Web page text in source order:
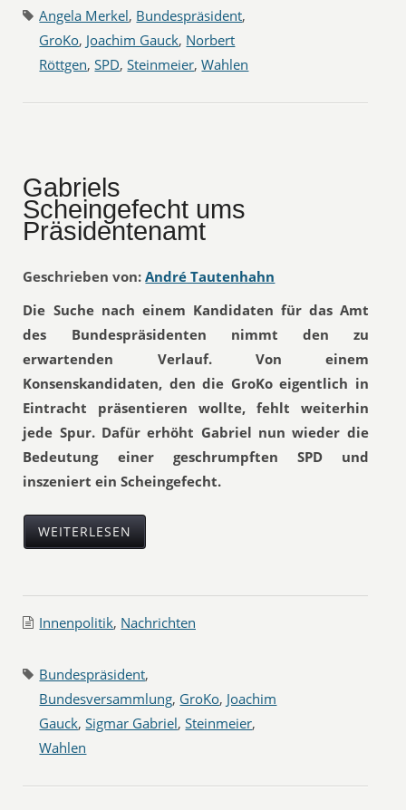
Angela Merkel, Bundespräsident,
GroKo, Joachim Gauck, Norbert
Röttgen,SPD,Steinmeier,Wahlen
Gabriels
Scheingefecht ums
Präsidentenamt
Geschrieben von: André Tautenhahn
Die Suche nach einem Kandidaten für das Amt
des Bundespräsidenten nimmt den zu
erwartenden Verlauf. Von einem
Konsenskandidaten, den die GroKo eigentlich in
Eintracht präsentieren wollte, fehlt weiterhin
jede Spur. Dafür erhöht Gabriel nun wieder die
Bedeutung einer geschrumpften SPD und
inszeniert ein Scheingefecht.
WEITERLESEN
Innenpolitik, Nachrichten
Bundespräsident,
Bundesversammlung, GroKo, Joachim
Gauck,Sigmar Gabriel,Steinmeier,
Wahlen